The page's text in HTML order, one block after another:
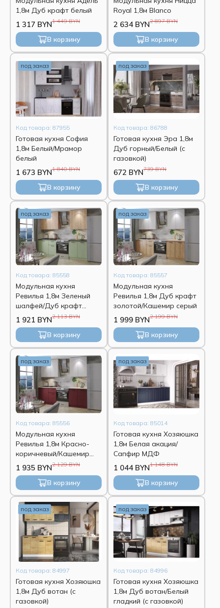
1,8м Дуб крафт белый
1 449 BYN
1 317 BYN
В корзину
Royal 1,8м Blanco
2 897 BYN
2 634 BYN
В корзину
под заказ
Код товара: 87955
Готовая кухня София
1,8м Белый/Мрамор
белый
1 840 BYN
1 673 BYN
В корзину
под заказ
Код товара: 86788
Готовая кухня Эра 1,8м
Дуб горный/Белый (с
газовкой)
739 BYN
672 BYN
В корзину
под заказ
Код товара: 85558
Модульная кухня
Ревилья 1,8м Зеленый
шалфей/Дуб крафт
золотой
2 113 BYN
1 921 BYN
В корзину
под заказ
Код товара: 85557
Модульная кухня
Ревилья 1,8м Дуб крафт
золотой/Кашемир серый
2 199 BYN
1 999 BYN
В корзину
под заказ
Код товара: 85556
Модульная кухня
Ревилья 1,8м Красно-
коричневый/Кашемир
серый
2 129 BYN
1 935 BYN
В корзину
под заказ
Код товара: 85014
Готовая кухня Хозяюшка
1,8м Белая акация/
Сапфир МДФ
1 148 BYN
1 044 BYN
В корзину
под заказ
Код товара: 84997
Готовая кухня Хозяюшка
1,8м Дуб вотан (с
газовкой)
под заказ
Код товара: 84996
Готовая кухня Хозяюшка
1,8м Дуб вотан/Белый
гладкий (с газовкой)